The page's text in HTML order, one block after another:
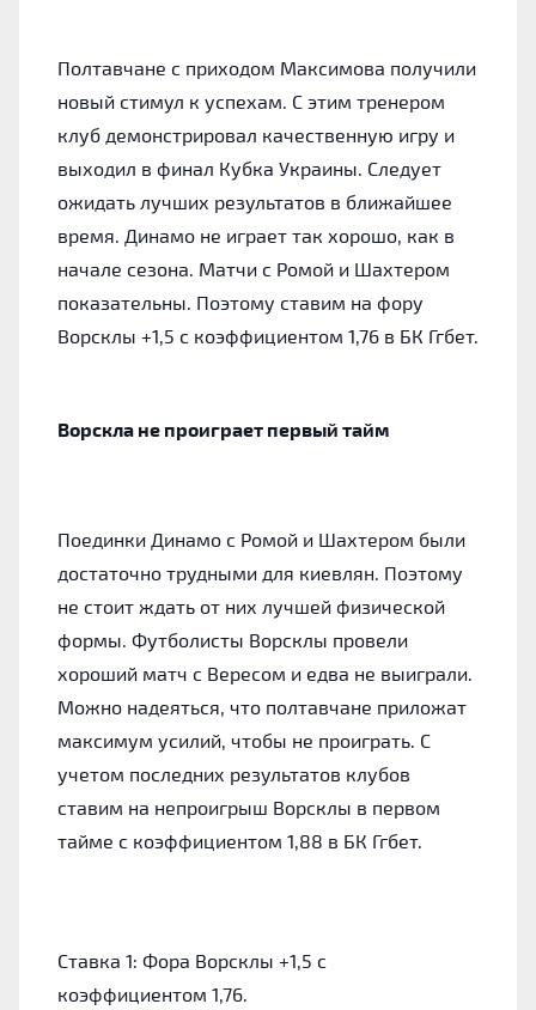
Полтавчане с приходом Максимова получили
новый стимул к успехам. С этим тренером
клуб демонстрировал качественную игру и
выходил в финал Кубка Украины. Следует
ожидать лучших результатов в ближайшее
время. Динамо не играет так хорошо, как в
начале сезона. Матчи с Ромой и Шахтером
показательны. Поэтому ставим на фору
Ворсклы +1,5 с коэффициентом 1,76 в БК Ггбет.
Ворскла не проиграет первый тайм
Поединки Динамо с Ромой и Шахтером были
достаточно трудными для киевлян. Поэтому
не стоит ждать от них лучшей физической
формы. Футболисты Ворсклы провели
хороший матч с Вересом и едва не выиграли.
Можно надеяться, что полтавчане приложат
максимум усилий, чтобы не проиграть. С
учетом последних результатов клубов
ставим на непроигрыш Ворсклы в первом
тайме с коэффициентом 1,88 в БК Ггбет.
Ставка 1: Фора Ворсклы +1,5 с
коэффициентом 1,76.